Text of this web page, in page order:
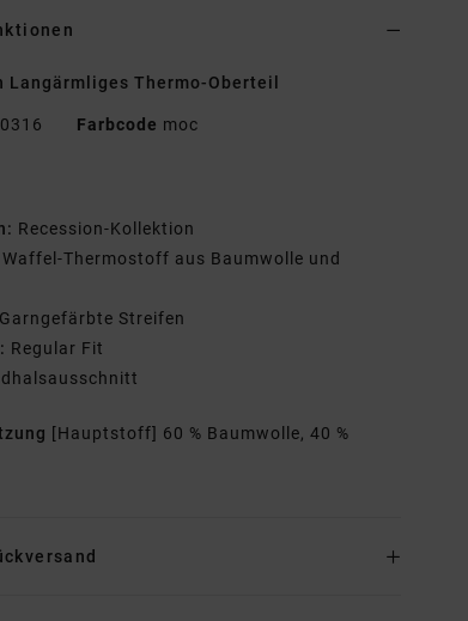
Langärmliges Thermo-Oberteil
Farbcode moc
Recession-Kollektion
Waffel-Thermostoff aus Baumwolle und
Streifen
Regular Fit
[Hauptstoff] 60 % Baumwolle, 40 %